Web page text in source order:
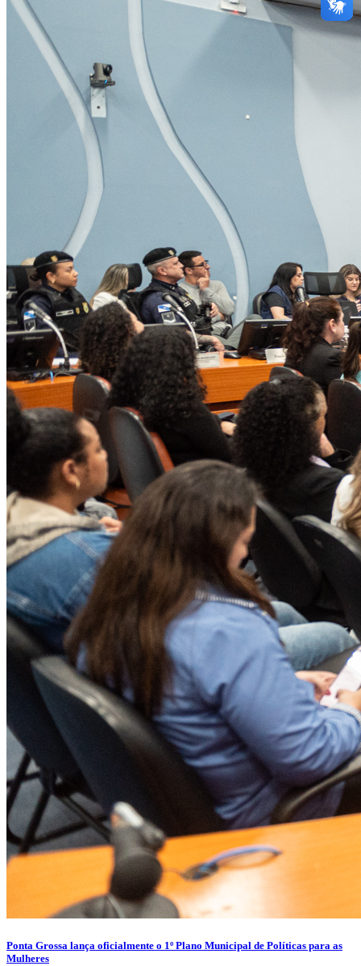
Ponta Grossa lança oficialmente o 1º Plano Municipal de Políticas para as
Mulheres